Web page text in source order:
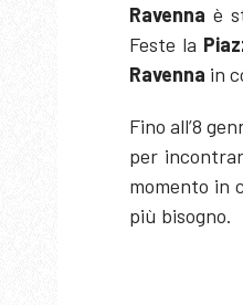
Ravenna è
Feste la
Ravenna in
Fino all’8
per
momento in
più bisogno.